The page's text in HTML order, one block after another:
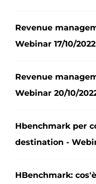
Revenue
Webinar 17/10/2022
Revenue
Webinar 20/10/
Hbenchmark per
destination -
HBenchmark: